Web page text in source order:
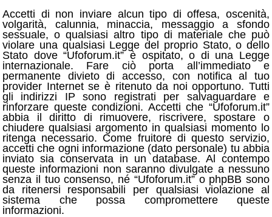
Accetti di non inviare alcun tipo di offesa, oscenità,
volgarità, calunnia, minaccia, messaggio a sfondo
sessuale, o qualsiasi altro tipo di materiale che può
violare una qualsiasi Legge del proprio Stato, o dello
Stato dove “Ufoforum.it” è ospitato, o di una Legge
internazionale. Fare ciò porta all’immediato e
permanente divieto di accesso, con notifica al tuo
provider Internet se è ritenuto da noi opportuno. Tutti
gli indirizzi IP sono registrati per salvaguardare e
rinforzare queste condizioni. Accetti che “Ufoforum.it”
abbia il diritto di rimuovere, riscrivere, spostare o
chiudere qualsiasi argomento in qualsiasi momento lo
ritenga necessario. Come fruitore di questo servizio,
accetti che ogni informazione (dato personale) tu abbia
inviato sia conservata in un database. Al contempo
queste informazioni non saranno divulgate a nessuno
senza il tuo consenso, né “Ufoforum.it” o phpBB sono
da ritenersi responsabili per qualsiasi violazione al
sistema che possa compromettere queste
informazioni.